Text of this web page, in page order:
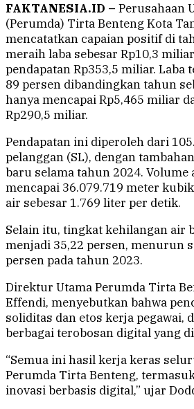
FAKTANESIA.ID – Perusahaan
(Perumda) Tirta Benteng Kota
mencatatkan capaian positif di
meraih laba sebesar Rp10,3
pendapatan Rp353,5 miliar. Laba
89 persen dibandingkan tahun
hanya mencapai Rp5,465 miliar
Rp290,5 miliar.
Pendapatan ini diperoleh dari
pelanggan (SL), dengan
baru selama tahun 2024.
mencapai 36.079.719 meter
air sebesar 1.769 liter per detik.
Selain itu, tingkat kehilangan air
menjadi 35,22 persen, menurun
persen pada tahun 2023.
Direktur Utama Perumda Tirta
Effendi, menyebutkan bahwa
soliditas dan etos kerja pegawai,
berbagai terobosan digital yang
“Semua ini hasil kerja keras
Perumda Tirta Benteng,
inovasi berbasis digital,” ujar